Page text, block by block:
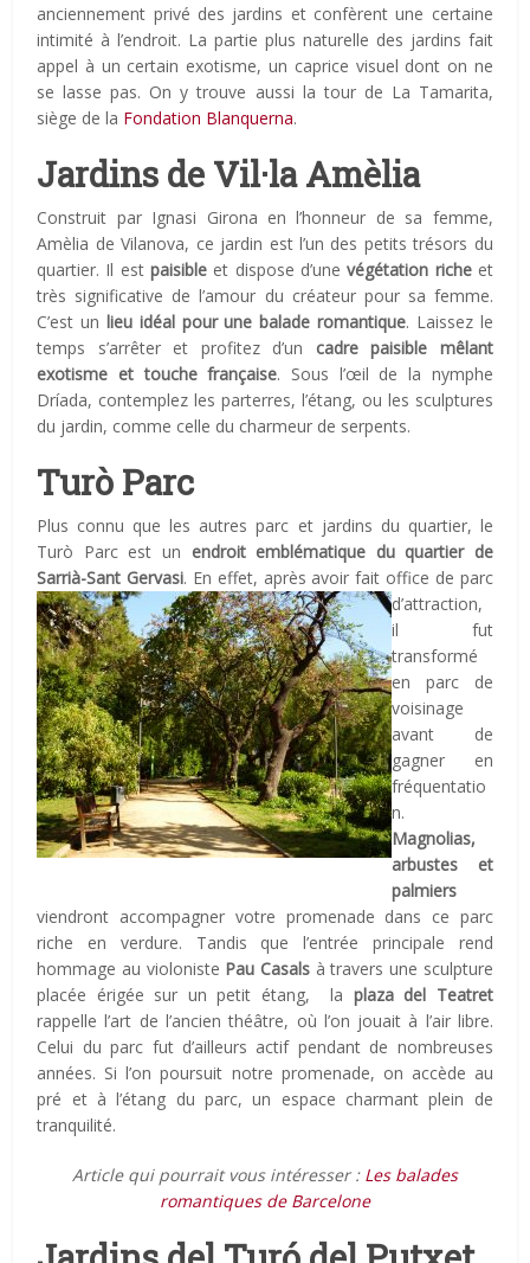
anciennement privé des jardins et confèrent une certaine
intimité à l’endroit. La partie plus naturelle des jardins fait
appel à un certain exotisme, un caprice visuel dont on ne
se lasse pas. On y trouve aussi la tour de La Tamarita,
siège de la Fondation Blanquerna.
Jardins de Vil·la Amèlia
Construit par Ignasi Girona en l’honneur de sa femme,
Amèlia de Vilanova, ce jardin est l’un des petits trésors du
quartier. Il estpaisible et dispose d’unevégétation richeet
très significative de l’amour du créateur pour sa femme.
C’est un lieu idéal pour une balade romantique. Laissez le
temps s’arrêter et profitez d’un cadre paisible mêlant
exotisme et touche française. Sous l’œil de la nymphe
Dríada, contemplez les parterres, l’étang, ou les sculptures
du jardin, comme celle du charmeur de serpents.
Turò Parc
Plus connu que les autres parc et jardins du quartier, le
Turò Parc est un endroit emblématique du quartier de
Sarrià-Sant Gervasi. En effet, après avoir fait office de parc
d’attraction,
il fut
transformé
en parc de
voisinage
avant de
gagner en
fréquentatio
n.
Magnolias,
arbustes et
palmiers
viendront accompagner votre promenade dans ce parc
riche en verdure. Tandis que l’entrée principale rend
hommage au violoniste Pau Casals à travers une sculpture
placée érigée sur un petit étang, la plaza del Teatret
rappelle l’art de l’ancien théâtre, où l’on jouait à l’air libre.
Celui du parc fut d’ailleurs actif pendant de nombreuses
années. Si l’on poursuit notre promenade, on accède au
pré et à l’étang du parc, un espace charmant plein de
tranquilité.
Article qui pourrait vous intéresser : Les balades
romantiques de Barcelone